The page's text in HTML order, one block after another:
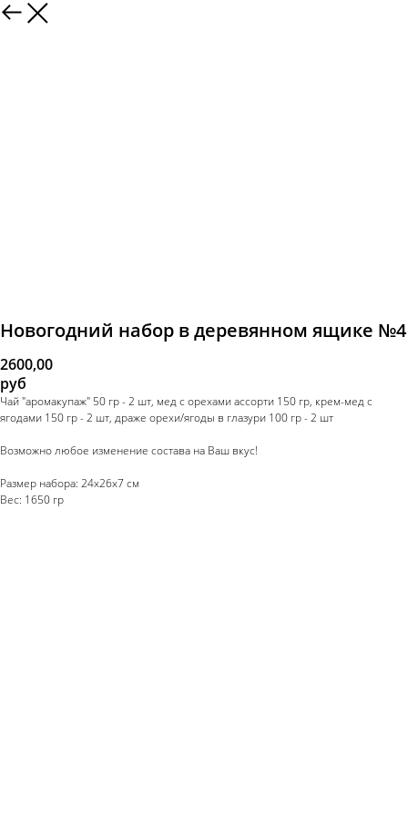
Новогодний набор в деревянном ящике №4
2600,00
руб
Чай "аромакупаж" 50 гр - 2 шт, мед с орехами ассорти 150 гр, крем-мед с
ягодами 150 гр - 2 шт, драже орехи/ягоды в глазури 100 гр - 2 шт
Возможно любое изменение состава на Ваш вкус!
Размер набора: 24х26х7 см
Вес: 1650 гр